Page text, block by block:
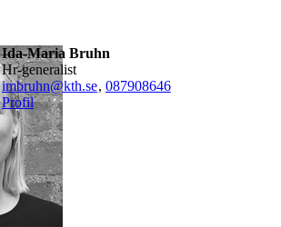
Ida-Maria Bruhn
hr-generalist
imbruhn@kth.se, 087908646
Profil